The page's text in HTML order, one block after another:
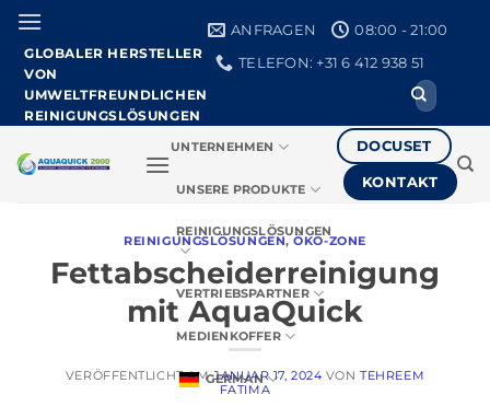
Zum
springen
GLOBALER HERSTELLER
VON
UMWELTFREUNDLICHEN
REINIGUNGSLÖSUNGEN
ANFRAGEN
08:00 - 21:00
TELEFON: +31 6 412 938 51
Suche
nach:
UNTERNEHMEN
UNSERE PRODUKTE
REINIGUNGSLÖSUNGEN
VERTRIEBSPARTNER
MEDIENKOFFER
GERMAN
DOCUSET
KONTAKT
REINIGUNGSLÖSUNGEN,ÖKO-ZONE
Fettabscheiderreinigung
mit AquaQuick
VERÖFFENTLICHT AMJANUAR 17, 2024 VONTEHREEM
FATIMA